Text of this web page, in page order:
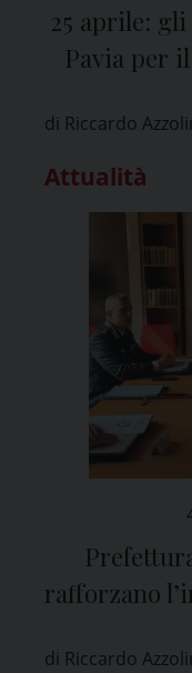
25 aprile:
Pavia per
di Riccardo
Attualità
rafforzano
di Riccardo